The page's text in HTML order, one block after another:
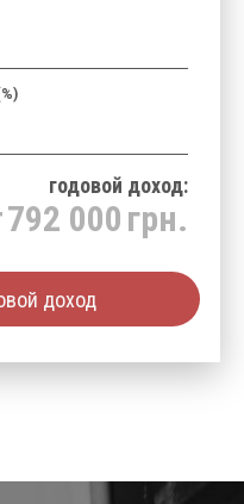
годовой доход:
792 000 грн.
доход